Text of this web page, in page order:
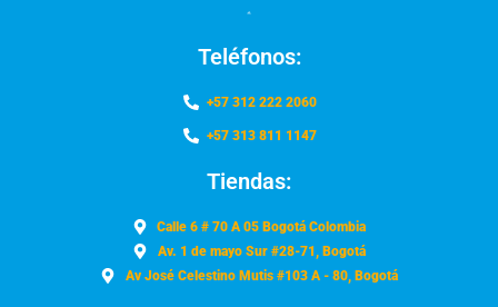
Teléfonos:
+57 312 222 2060
+57 313 811 1147
Tiendas:
Calle 6 # 70 A 05 Bogotá Colombia
Av. 1 de mayo Sur #28-71, Bogotá
Av José Celestino Mutis #103 A - 80, Bogotá